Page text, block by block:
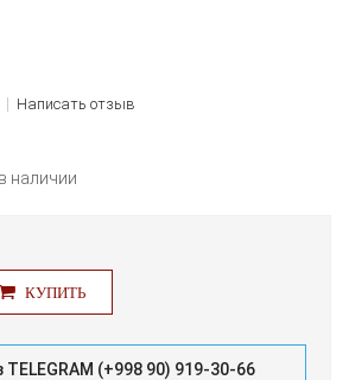
Написать отзыв
наличии
КУПИТЬ
(+998 90) 919-30-66